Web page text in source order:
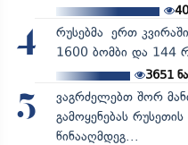
4
რუსებმა ერთ
1600 ბომბი და 144
3651
5
ვაგრძელებთ შორ
გამოყენებას რუსეთის
წინააღმდეგ...